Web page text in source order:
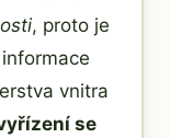
, proto je
vnitra
se